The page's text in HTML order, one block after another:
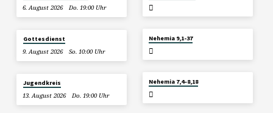
6. August 2026
Do. 19:00 Uhr
Gottesdienst
9. August 2026
So. 10:00 Uhr
Jugendkreis
13. August 2026
Do. 19:00 Uhr
Nehemia 9,1-37
Nehemia 7,4–8,18